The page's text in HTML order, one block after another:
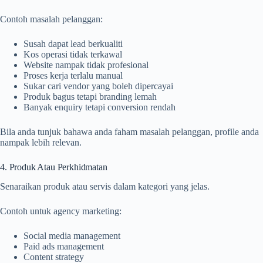
Contoh masalah pelanggan:
Susah dapat lead berkualiti
Kos operasi tidak terkawal
Website nampak tidak profesional
Proses kerja terlalu manual
Sukar cari vendor yang boleh dipercayai
Produk bagus tetapi branding lemah
Banyak enquiry tetapi conversion rendah
Bila anda tunjuk bahawa anda faham masalah pelanggan, profile anda
nampak lebih relevan.
4. Produk Atau Perkhidmatan
Senaraikan produk atau servis dalam kategori yang jelas.
Contoh untuk agency marketing:
Social media management
Paid ads management
Content strategy